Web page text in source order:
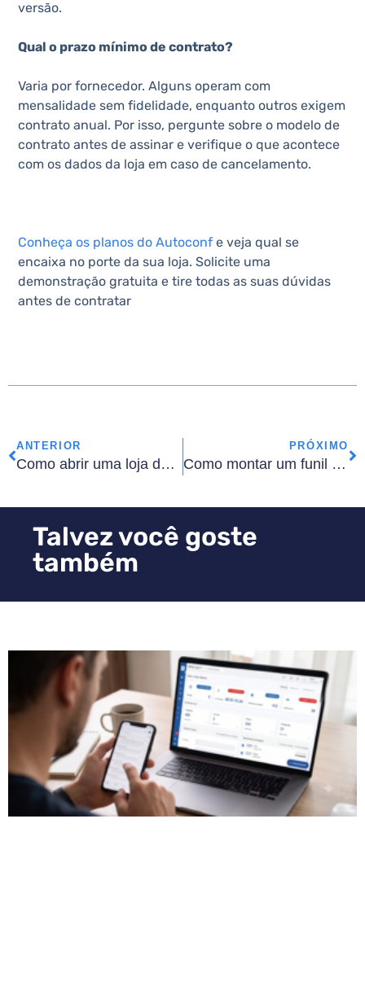
versão.
Qual o prazo mínimo de contrato?
Varia por fornecedor. Alguns operam com
mensalidade sem fidelidade, enquanto outros exigem
contrato anual. Por isso, pergunte sobre o modelo de
contrato antes de assinar e verifique o que acontece
com os dados da loja em caso de cancelamento.
Conheça os planos do Autoconf e veja qual se
encaixa no porte da sua loja. Solicite uma
demonstração gratuita e tire todas as suas dúvidas
antes de contratar
ANTERIOR
Como abrir uma loja de carros usados: tudo que você precisa saber
PRÓXIMO
Como montar um funil de vendas para loja de carros do zero
Talvez você goste
também